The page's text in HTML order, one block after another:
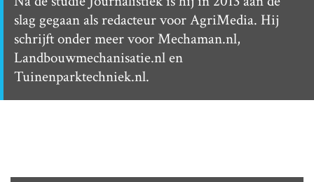
slag gegaan als redacteur voor AgriMedia. Hij
schrijft onder meer voor Mechaman.nl,
Landbouwmechanisatie.nl en
Tuinenparktechniek.nl.